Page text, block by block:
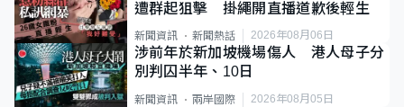
遭群起狙擊 掛繩開直播道歉後輕生
新聞資訊 新聞熱話 2026年08月06日
涉前年於新加坡機場傷人 港人母子分
別判囚半年、10日
新聞資訊 兩岸國際 2026年08月05日